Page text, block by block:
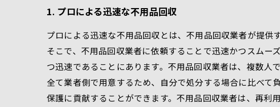
1. プロによる迅速な不用品回収
プロによる迅速な不用品回収とは、不用品回収業者が提供
そこで、不用品回収業者に依頼することで迅速かつスムー
つ迅速であることにあります。不用品回収業者は、複数
全て業者側で用意するため、自分で処分する場合に比べ
保護に貢献することができます。不用品回収業者は、再